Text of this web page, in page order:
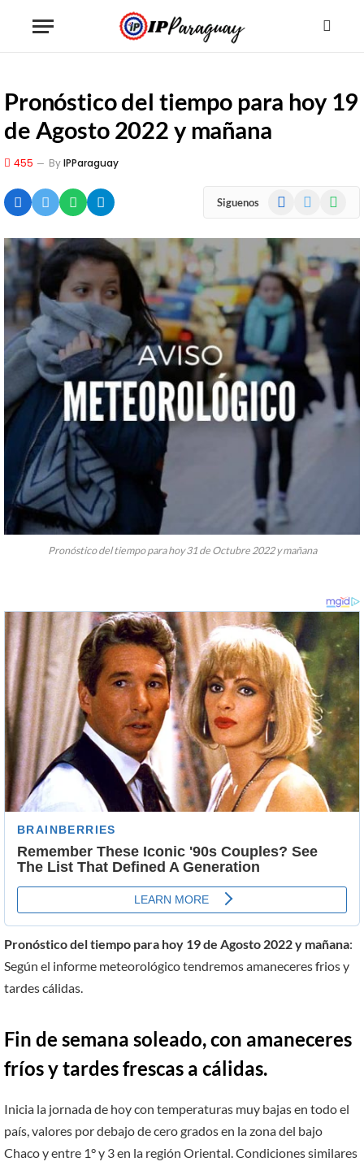
Pronóstico del tiempo para hoy 19
de Agosto 2022 y mañana
455 ByIPParaguay
Siguenos Facebook
Pronóstico del tiempo para hoy 31 de Octubre 2022 y mañana
Pronóstico del tiempo para hoy 19 de Agosto 2022 y mañana:
Según el informe meteorológico tendremos amaneceres frios y
tardes cálidas.
Fin de semana soleado, con amaneceres
frí­os y tardes frescas a cálidas.
Inicia la jornada de hoy con temperaturas muy bajas en todo el
país, valores por debajo de cero grados en la zona del bajo
Chaco y entre 1° y 3 en la región Oriental. Condiciones similares